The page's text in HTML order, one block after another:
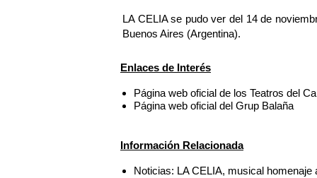
LA CELIA se pudo ver del 14 de
Buenos Aires (Argentina).
Enlaces de Interés
Página web oficial de los Teatros del
Página web oficial del Grup Balaña
Información Relacionada
Noticias: LA CELIA, musical